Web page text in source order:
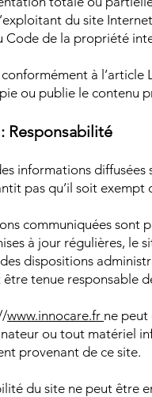
du site
Code de la propriété
à
ou publie le contenu
Responsabilité
informations
pas qu’il soit exempt
communiquées sont
à jour régulières, le
dispositions
tenue responsable
www.innocare.fr ne peut
ou tout matériel
provenant de ce site.
du site ne peut être